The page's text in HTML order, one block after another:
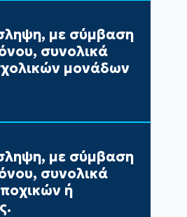
με σύμβαση
συνολικά
μονάδων
με σύμβαση
συνολικά
ή